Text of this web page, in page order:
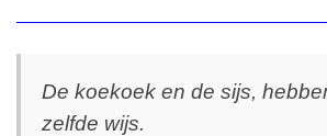
De koekoek en de sijs,
zelfde wijs.